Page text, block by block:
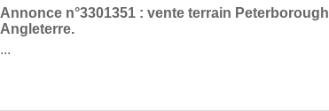
Annonce n°3301351 : vente terrain Peterborough
Angleterre.
...